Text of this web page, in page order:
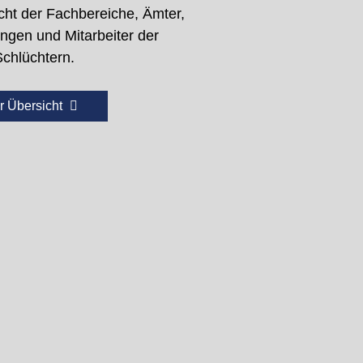
der Fachbereiche, Ämter,
und Mitarbeiter der
Übersicht